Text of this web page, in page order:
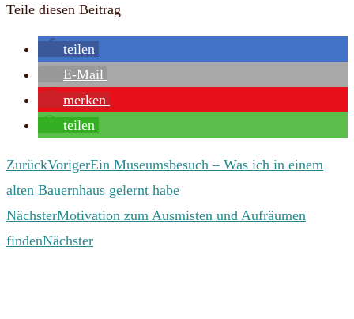
ein
Teile diesen Beitrag
teilen
E-Mail
merken
teilen
ZurückVorigerEin Museumsbesuch – Was ich in einem
alten Bauernhaus gelernt habe
NächsterMotivation zum Ausmisten und Aufräumen
findenNächster